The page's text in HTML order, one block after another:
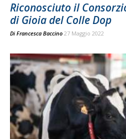
Riconosciuto il
di Gioia del Colle Dop
Di Francesca Baccino 27 Maggio 2022